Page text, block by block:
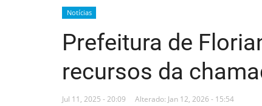
Notícias
Prefeitura de
recursos da
Jul 11, 2025 - 20:09 Alterado: Jan 12, 2026 - 15:54